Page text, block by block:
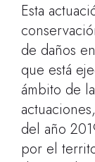
Esta
de daños
que está
ámbito de
del año
por el